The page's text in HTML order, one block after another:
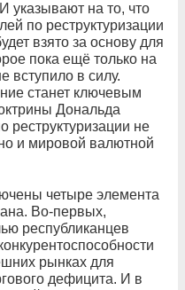
указывают на то, что
по реструктуризации
взято за основу для
пока ещё только на
вступило в силу.
станет ключевым
Дональда
реструктуризации не
и мировой валютной
четыре элемента
Во-первых,
республиканцев
рынках для
дефицита. И в